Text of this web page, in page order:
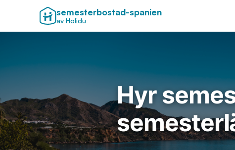
semesterbostad-spanien
av Holidu
Hyr